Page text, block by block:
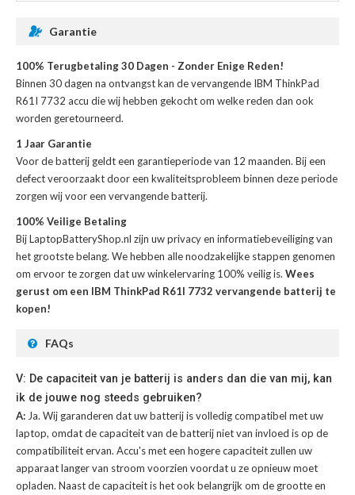
Garantie
100% Terugbetaling 30 Dagen - Zonder Enige Reden!
Binnen 30 dagen na ontvangst kan devervangende IBM ThinkPad
R61I 7732 accu die wij hebben gekocht om welke reden dan ook
worden geretourneerd.
1 Jaar Garantie
Voor debatterij geldt een garantieperiode van 12 maanden. Bij een
defect veroorzaakt door een kwaliteitsprobleem binnen deze periode
zorgen wij voor een vervangende batterij.
100% Veilige Betaling
Bij LaptopBatteryShop.nl zijn uw privacy en informatiebeveiliging van
het grootste belang. We hebben alle noodzakelijke stappen genomen
om ervoor te zorgen dat uw winkelervaring 100% veilig is. Wees
gerust om een IBM ThinkPad R61I 7732 vervangende batterij te
kopen!
FAQs
V: De capaciteit van je batterij is anders dan die van mij, kan
ik de jouwe nog steeds gebruiken?
A: Ja. Wij garanderen dat uw batterij is volledig compatibel met uw
laptop, omdat de capaciteit van de batterij niet van invloed is op de
compatibiliteit ervan. Accu's met een hogere capaciteit zullen uw
apparaat langer van stroom voorzien voordat u ze opnieuw moet
opladen. Naast de capaciteit is het ook belangrijk om de grootte en